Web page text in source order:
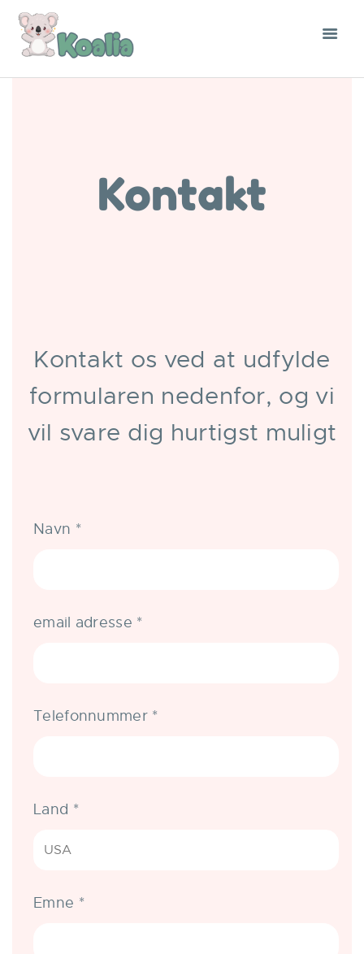
Kontakt
Kontakt os ved at udfylde
formularen nedenfor, og vi
vil svare dig hurtigst muligt
Navn *
email adresse *
Telefonnummer *
Land *
Emne *